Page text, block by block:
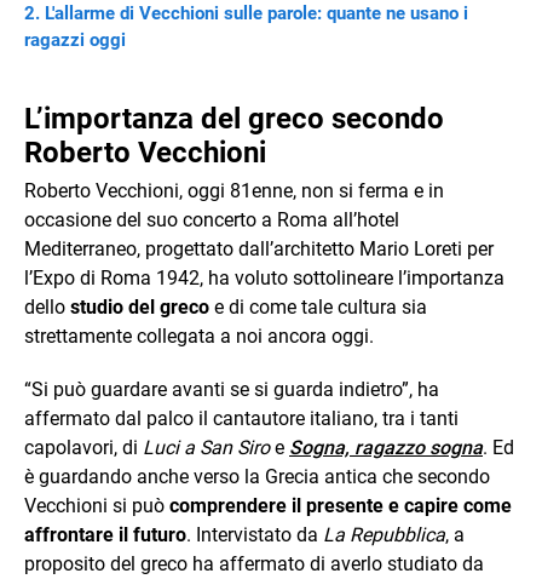
L'allarme di Vecchioni sulle parole: quante ne usano i
ragazzi oggi
L’importanza del greco secondo
Roberto Vecchioni
Roberto Vecchioni, oggi 81enne, non si ferma e in
occasione del suo concerto a Roma all’hotel
Mediterraneo, progettato dall’architetto Mario Loreti per
l’Expo di Roma 1942, ha voluto sottolineare l’importanza
dello studio del greco e di come tale cultura sia
strettamente collegata a noi ancora oggi.
“Si può guardare avanti se si guarda indietro”, ha
affermato dal palco il cantautore italiano, tra i tanti
capolavori, di Luci a San Siroe Sogna, ragazzo sogna. Ed
è guardando anche verso la Grecia antica che secondo
Vecchioni si può comprendere il presente e capire come
affrontare il futuro. Intervistato da La Repubblica, a
proposito del greco ha affermato di averlo studiato da